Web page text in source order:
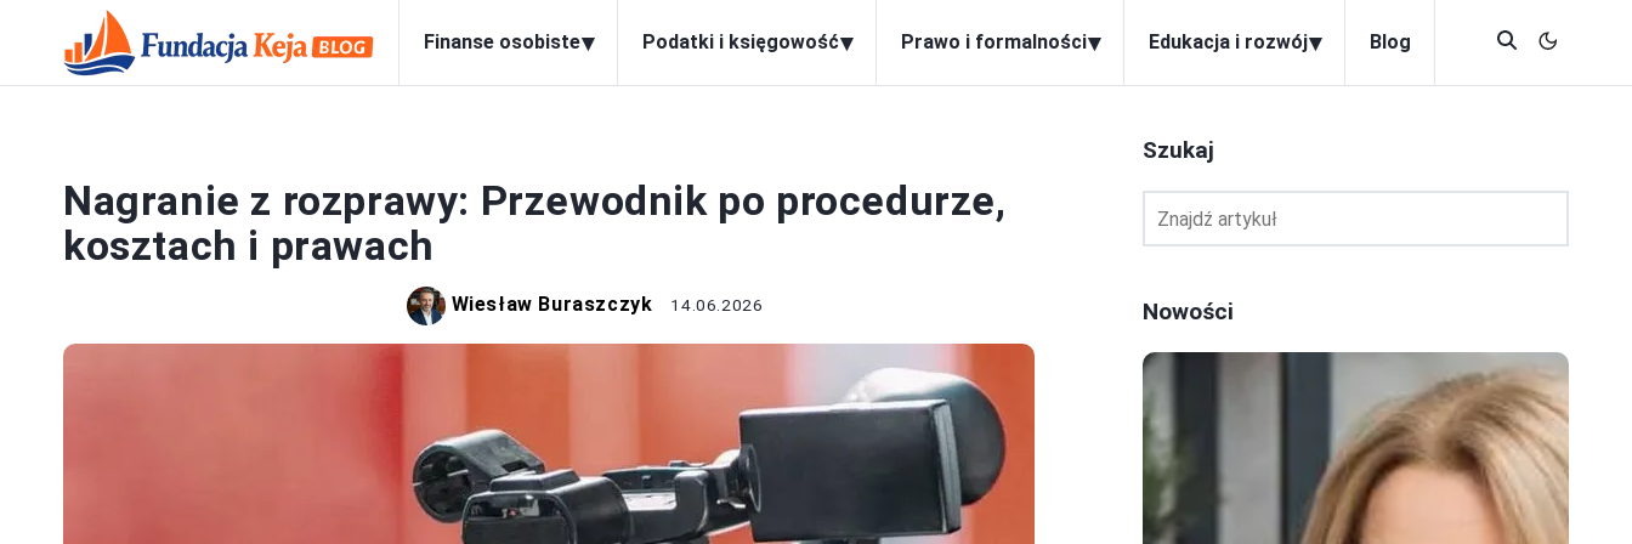
Finanse osobiste▾ Podatki i księgowość▾ Prawo i formalności▾ Edukacja i rozwój▾ Blog
Nagranie z rozprawy: Przewodnik po procedurze,
kosztach i prawach
Wiesław Buraszczyk 14.06.2026
Szukaj
Nowości